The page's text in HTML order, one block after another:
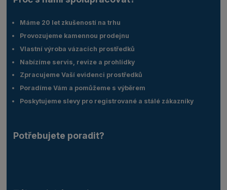
Máme 20 let zkušeností na trhu
Provozujeme kamennou prodejnu
Vlastní výroba vázacích prostředků
Nabízíme servis, revize a prohlídky
Zpracujeme Vaší evidenci prostředků
Poradíme Vám a pomůžeme s výběrem
Poskytujeme slevy pro registrované a stálé zákazníky
Potřebujete poradit?